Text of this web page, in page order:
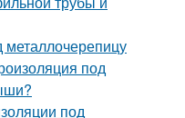
под
под